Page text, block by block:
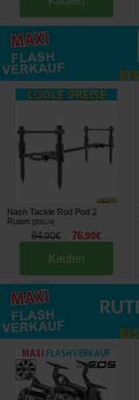
Nash Tackle Rod Pod 2
Ruten [205174]
84,90€ 76,90€
Kaufen